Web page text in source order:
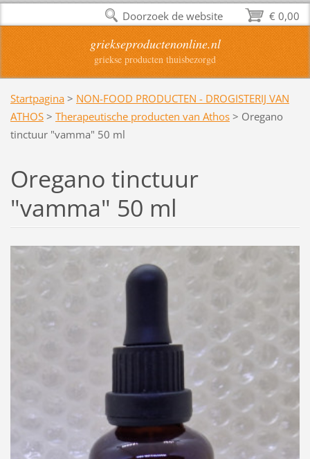
griekseproductenonline.nl
griekse producten thuisbezorgd
Startpagina > NON-FOOD PRODUCTEN - DROGISTERIJ VAN
ATHOS > Therapeutische producten van Athos > Oregano
tinctuur "vamma" 50 ml
Oregano tinctuur
"vamma" 50 ml
€ 0,00
Doorzoek de website